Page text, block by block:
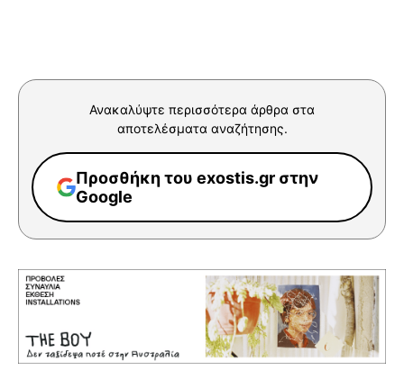
Ανακαλύψτε περισσότερα άρθρα στα
αποτελέσματα αναζήτησης.
Προσθήκη του exostis.gr στην
Google